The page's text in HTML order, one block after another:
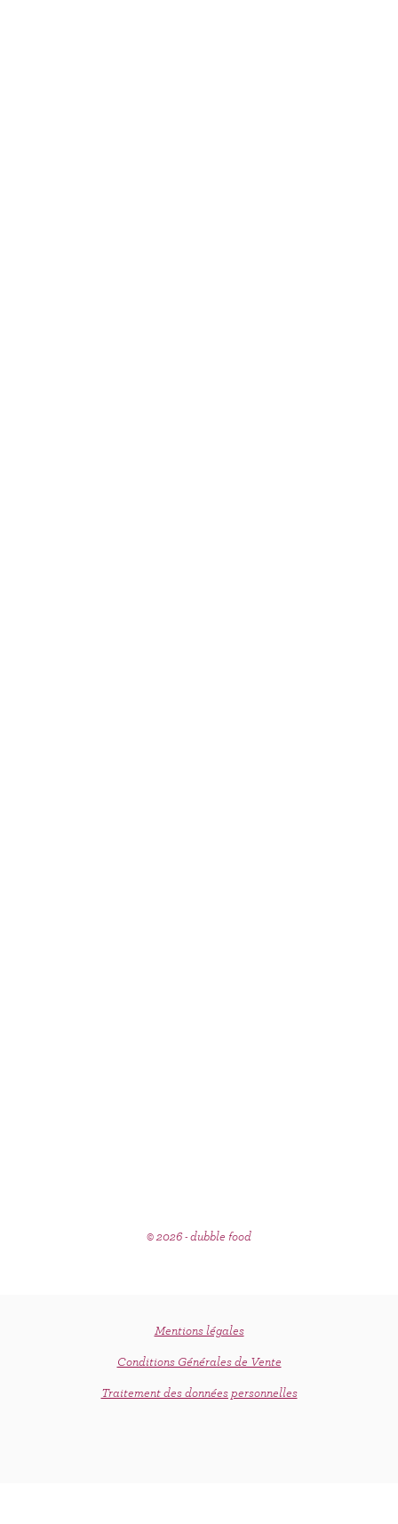
Mentions légales
Conditions Générales de Vente
© 2026 - dubble food
Traitement des données personnelles